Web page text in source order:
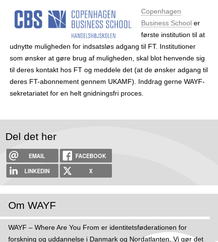
Copenhagen
Business School er
første institution til at
udnytte muligheden for indsatsløs adgang til FT. Institutioner
som ønsker at gøre brug af muligheden, skal blot henvende sig
til deres kontakt hos FT og meddele det (at de ønsker adgang til
deres FT-abonnement gennem UKAMF). Inddrag gerne WAYF-
sekretariatet for en helt gnidningsfri proces.
Del det her
EMAIL
FACEBOOK
LINKEDIN
X
Om WAYF
WAYF – Where Are You From er identitetsføderationen for
forskning og uddannelse i Danmark og Nordatlanten. Vi gør det